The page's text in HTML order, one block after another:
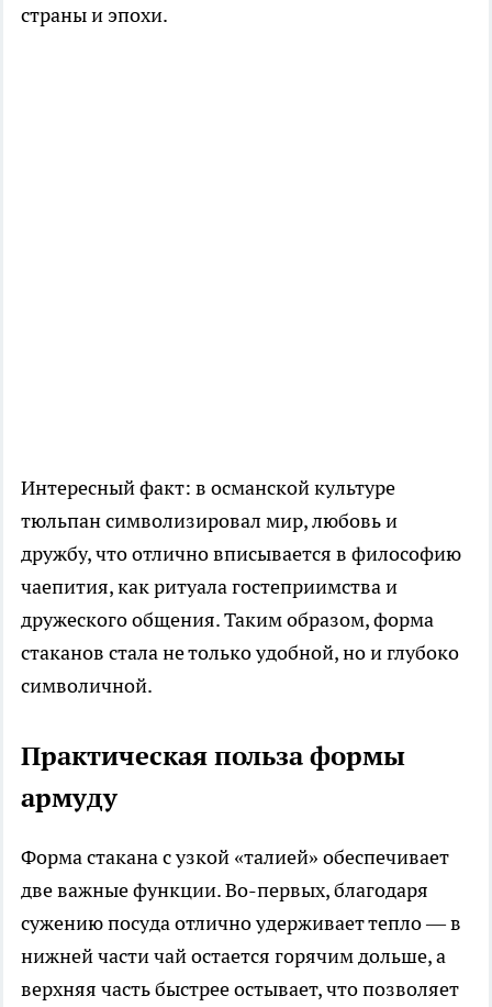
страны и эпохи.
Интересный факт: в османской культуре
тюльпан символизировал мир, любовь и
дружбу, что отлично вписывается в философию
чаепития, как ритуала гостеприимства и
дружеского общения. Таким образом, форма
стаканов стала не только удобной, но и глубоко
символичной.
Практическая польза формы
армуду
Форма стакана с узкой «талией» обеспечивает
две важные функции. Во-первых, благодаря
сужению посуда отлично удерживает тепло — в
нижней части чай остается горячим дольше, а
верхняя часть быстрее остывает, что позволяет